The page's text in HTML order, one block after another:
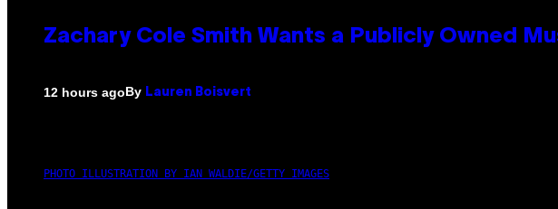
Zachary Cole Smith Wants a Publicly Owned
12 hours agoBy Lauren Boisvert
PHOTO ILLUSTRATION BY IAN WALDIE/GETTY IMAGES